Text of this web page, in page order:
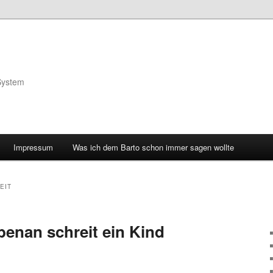
Impressum Was ich dem Barto schon immer sagen wollte
schreit ein Kind